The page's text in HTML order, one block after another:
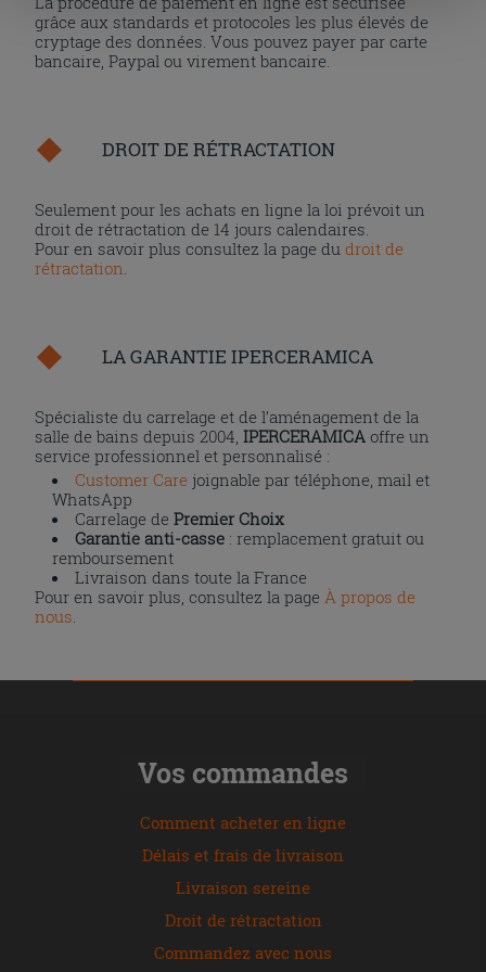
cliquant sur la touche « Acceptez tout ». En cliquant sur
la touche « X », vous pourrez continuer à naviguer après
l'installation des cookies techniques uniquement.
grâce aux standards et protocoles les plus élevés de
cryptage des données. Vous pouvez payer par carte
bancaire, Paypal ou virement bancaire.
DROIT DE RÉTRACTATION
Seulement pour les achats en ligne la loi prévoit un
droit de rétractation de 14 jours calendaires.
Pour en savoir plus consultez la page dudroit de
rétractation
LA GARANTIE IPERCERAMICA
Spécialiste du carrelage et de l’aménagement de la
salle de bains depuis 2004,IPERCERAMICA offre un
service professionnel et personnalisé :
Customer Care joignable par téléphone, mail et
WhatsApp
Carrelage dePremier Choix
Garantie anti-casse : remplacement gratuit ou
remboursement
Livraison dans toute la France
Pour en savoir plus, consultez la page À propos de
nous
Vos commandes
Comment acheter en ligne
Délais et frais de livraison
Livraison sereine
Droit de rétractation
Commandez avec nous